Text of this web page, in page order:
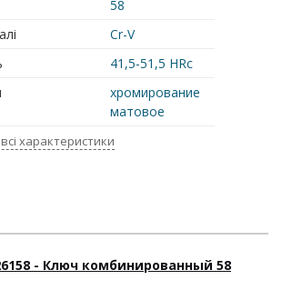
58
Cr-V
41,5-51,5 HRc
хромирование
матовое
характеристики
- Ключ комбинированный 58